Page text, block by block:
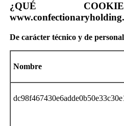
¿QUÉ
De carácter técnico y de
Nombre